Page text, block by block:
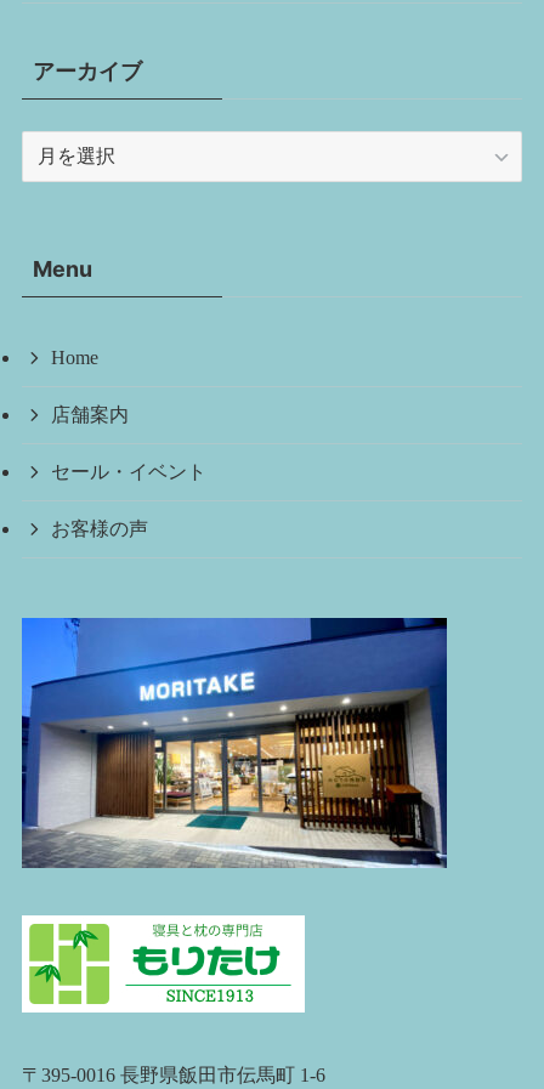
アーカイブ
ー
ブMenu
Home
店舗案内
セール・イベント
お客様の声
〒395-0016 長野県飯田市伝馬町 1-6